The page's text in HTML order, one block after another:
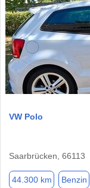
VW Polo
Saarbrücken, 66113
44.300 km Benzin